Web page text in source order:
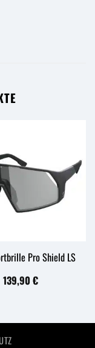
Pro Shield LS
Ursprünglicher
Preis
139,90 €Aktueller
Preis